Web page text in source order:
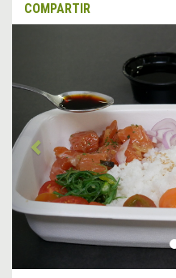
COMPARTIR